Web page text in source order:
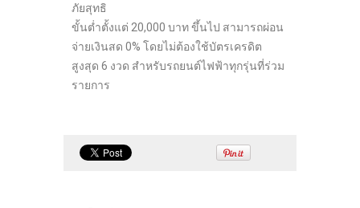
ภัยสุทธิ
ขั้นต่ำตั้งแต่ 20,000 บาท ขึ้นไป สามารถผ่อน
จ่ายเงินสด 0% โดยไม่ต้องใช้บัตรเครดิต
สูงสุด 6 งวด สำหรับรถยนต์ไฟฟ้าทุกรุ่นที่ร่วม
รายการ